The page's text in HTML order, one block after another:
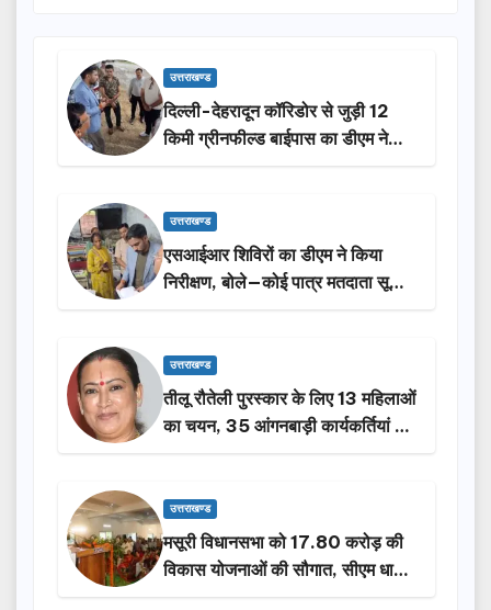
उत्तराखण्ड
दिल्ली-देहरादून कॉरिडोर से जुड़ी 12
किमी ग्रीनफील्ड बाईपास का डीएम ने
किया निरीक्षण…
उत्तराखण्ड
एसआईआर शिविरों का डीएम ने किया
निरीक्षण, बोले—कोई पात्र मतदाता सूची
से न छूटे…
उत्तराखण्ड
तीलू रौतेली पुरस्कार के लिए 13 महिलाओं
का चयन, 35 आंगनबाड़ी कार्यकर्तियां भी
होंगी सम्मानित…
उत्तराखण्ड
मसूरी विधानसभा को 17.80 करोड़ की
विकास योजनाओं की सौगात, सीएम धामी
ने किया लोकार्पण-शिलान्यास.